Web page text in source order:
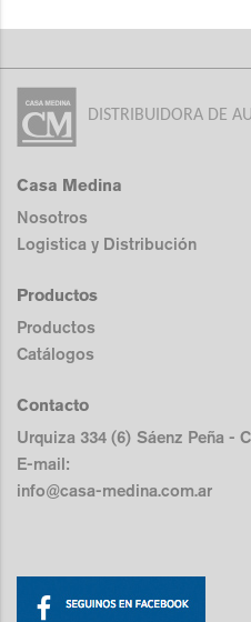
DISTRIBUIDORA DE
Casa Medina
Nosotros
Logistica y Distribución
Productos
Productos
Catálogos
Contacto
Urquiza 334 (6) Sáenz Peña -
E-mail:
info@casa-medina.com.ar